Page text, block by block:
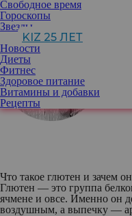
Свободное время
Гороскопы
Звезды
KIZ 25 ЛЕТ
Новости
Диеты
Фитнес
Здоровое питание
Витамины и добавки
Рецепты
Что такое глютен и зачем
Глютен — это группа
ячмене и овсе. Именно он
воздушным, а выпечку —